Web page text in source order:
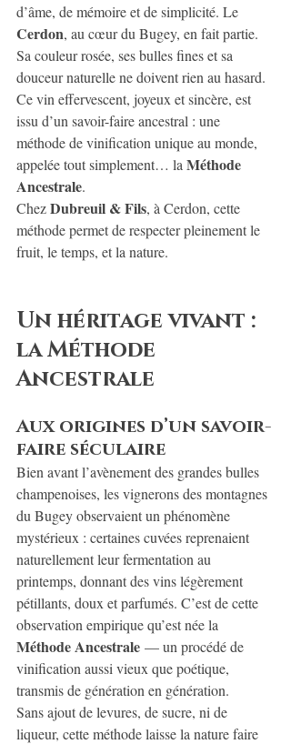
d’âme, de mémoire et de simplicité. Le
Cerdon, au cœur du Bugey, en fait partie.
Sa couleur rosée, ses bulles fines et sa
douceur naturelle ne doivent rien au hasard.
Ce vin effervescent, joyeux et sincère, est
issu d’un savoir-faire ancestral : une
méthode de vinification unique au monde,
appelée tout simplement… la Méthode
Ancestrale.
Chez Dubreuil & Fils, à Cerdon, cette
méthode permet de respecter pleinement le
fruit, le temps, et la nature.
Un héritage vivant :
la Méthode
Ancestrale
Aux origines d’un savoir-
faire séculaire
Bien avant l’avènement des grandes bulles
champenoises, les vignerons des montagnes
du Bugey observaient un phénomène
mystérieux : certaines cuvées reprenaient
naturellement leur fermentation au
printemps, donnant des vins légèrement
pétillants, doux et parfumés. C’est de cette
observation empirique qu’est née la
Méthode Ancestrale — un procédé de
vinification aussi vieux que poétique,
transmis de génération en génération.
Sans ajout de levures, de sucre, ni de
liqueur, cette méthode laisse la nature faire